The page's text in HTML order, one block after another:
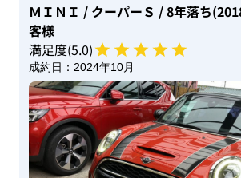
ＭＩＮＩ / クーパーＳ / 8年落ち
客様
満足度(5.0)
成約日： 2024年10月